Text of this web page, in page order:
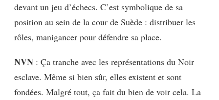
devant un jeu d’échecs. C’est symbolique de sa
position au sein de la cour de Suède : distribuer les
rôles, manigancer pour défendre sa place.
NVN : Ça tranche avec les représentations du Noir
esclave. Même si bien sûr, elles existent et sont
fondées. Malgré tout, ça fait du bien de voir cela. La